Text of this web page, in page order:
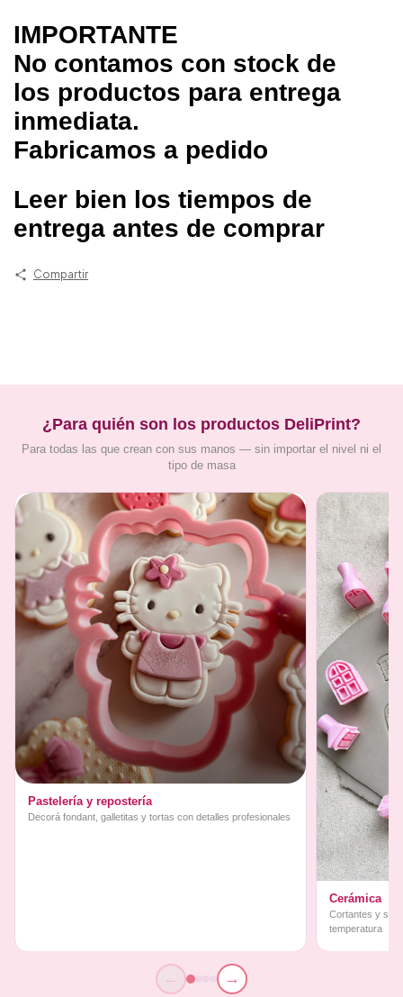
IMPORTANTE
No contamos con stock de
los productos para entrega
inmediata.
Fabricamos a pedido
Leer bien los tiempos de
entrega antes de comprar
Compartir
¿Para quién son los productos DeliPrint?
Para todas las que crean con sus manos — sin importar el nivel ni el
tipo de masa
Pastelería y repostería
Decorá fondant, galletitas y tortas con detalles profesionales
Cerámica
Cortantes y
temperatura
← →